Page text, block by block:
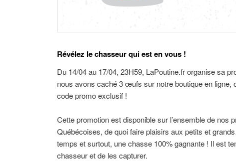
Révélez le chasseur qui est en vous !
Du 14/04 au 17/04, 23H59, LaPoutine.fr organise sa
nous avons caché 3 œufs sur notre boutique en ligne,
code promo exclusif !
Cette promotion est disponible sur l’ensemble de nos
Québécoises, de quoi faire plaisirs aux petits et
temps et surtout, une chasse 100% gagnante ! Il est
chasseur et de les capturer.